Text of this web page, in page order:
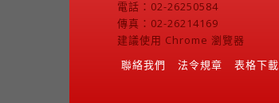
電話：02-26250584
傳真：02-26214169
建議使用 Chrome 瀏覽器
聯絡我們
法令規章 表格下載